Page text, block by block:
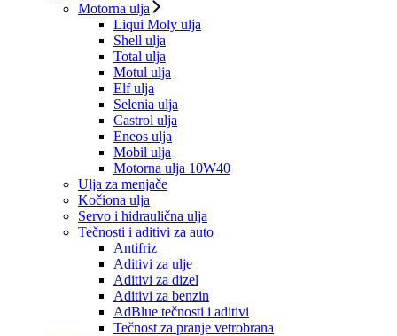
Motorna ulja
Liqui Moly ulja
Shell ulja
Total ulja
Motul ulja
Elf ulja
Selenia ulja
Castrol ulja
Eneos ulja
Mobil ulja
Motorna ulja 10W40
Ulja za menjače
Kočiona ulja
Servo i hidraulična ulja
Tečnosti i aditivi za auto
Antifriz
Aditivi za ulje
Aditivi za dizel
Aditivi za benzin
AdBlue tečnosti i aditivi
Tečnost za pranje vetrobrana